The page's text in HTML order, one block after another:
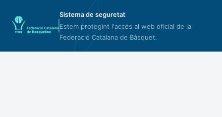
Sistema de seguretat
Estem protegint l'accés al web oficial de la
Federació Catalana de Bàsquet.